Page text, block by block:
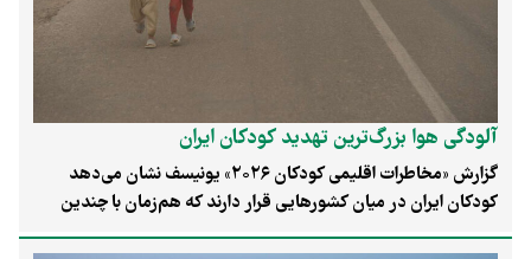
آلودگی هوا بزرگ‌ترین تهدید کودکان ایران
گزارش «مخاطرات اقلیمی کودکان ۲۰۲۶» یونیسف نشان می‌دهد
کودکان ایران در میان کشورهایی قرار دارند که هم‌زمان با چندین
مخاطره اقلیمی روبه‌رو هستند. بر پایه برسی پیام ما، آلودگی هوا،